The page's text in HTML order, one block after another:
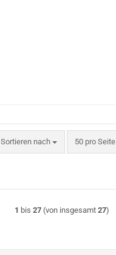
Sortieren nach
Sortieren nach 50 pro Seite
pro Seite
1 bis 27 (von insgesamt 27)